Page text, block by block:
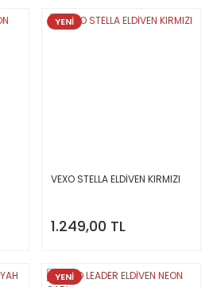
YENİ
VEXO STELLA ELDİVEN KIRMIZI
1.249,00 TL
YENİ